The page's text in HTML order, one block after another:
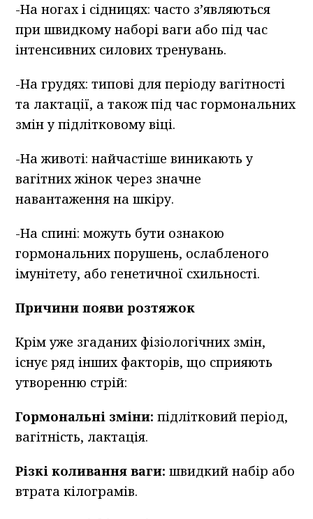
-На ногах і сідницях: часто з’являються
при швидкому наборі ваги або під час
інтенсивних силових тренувань.
-На грудях: типові для періоду вагітності
та лактації, а також під час гормональних
змін у підлітковому віці.
-На животі: найчастіше виникають у
вагітних жінок через значне
навантаження на шкіру.
-На спині: можуть бути ознакою
гормональних порушень, ослабленого
імунітету, або генетичної схильності.
Причини появи розтяжок
Крім уже згаданих фізіологічних змін,
існує ряд інших факторів, що сприяють
утворенню стрій:
Гормональні зміни:підлітковий період,
вагітність, лактація.
Різкі коливання ваги:швидкий набір або
втрата кілограмів.